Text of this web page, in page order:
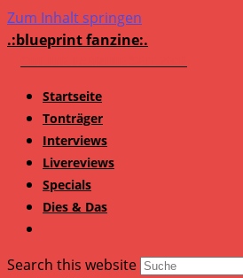
Zum Inhalt springen
.:blueprint fanzine:.
Startseite
Tonträger
Interviews
Livereviews
Specials
Dies & Das
Search this website